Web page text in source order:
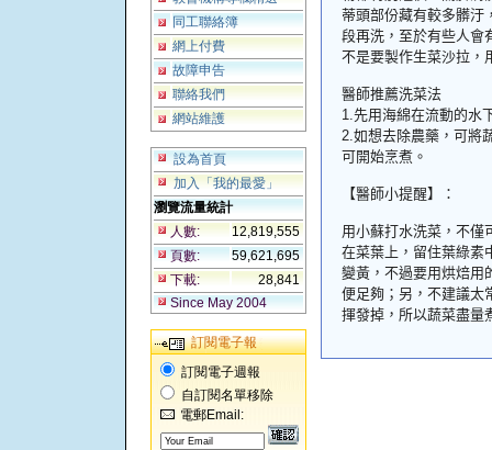
同工聯絡簿
網上付費
故障申告
聯絡我們
網站維護
設為首頁
加入「我的最愛」
瀏覽流量統計
人數:
12,819,555
頁數:
59,621,695
下載:
28,841
Since May 2004
訂閱電子報
訂閱電子週報
自訂閱名單移除
電郵Email:
蒂頭部份藏有較多髒汙
段再洗，至於有些人會
不是要製作生菜沙拉，
醫師推薦洗菜法
1.先用海綿在流動的水
2.如想去除農藥，可將
可開始烹煮。
【醫師小提醒】：
用小蘇打水洗菜，不僅
在菜葉上，留住葉綠素
變黃，不過要用烘焙用
便足夠；另，不建議太
揮發掉，所以蔬菜盡量